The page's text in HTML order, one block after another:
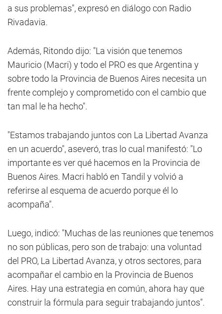
a sus problemas", expresó en diálogo con Radio
Rivadavia.
Además, Ritondo dijo: "La visión que tenemos
Mauricio (Macri) y todo el PRO es que Argentina y
sobre todo la Provincia de Buenos Aires necesita un
frente complejo y comprometido con el cambio que
tan mal le ha hecho".
"Estamos trabajando juntos con La Libertad Avanza
en un acuerdo", aseveró, tras lo cual manifestó: "Lo
importante es ver qué hacemos en la Provincia de
Buenos Aires. Macri habló en Tandil y volvió a
referirse al esquema de acuerdo porque él lo
acompaña".
Luego, indicó: "Muchas de las reuniones que tenemos
no son públicas, pero son de trabajo: una voluntad
del PRO, La Libertad Avanza, y otros sectores, para
acompañar el cambio en la Provincia de Buenos
Aires. Hay una estrategia en común, ahora hay que
construir la fórmula para seguir trabajando juntos".